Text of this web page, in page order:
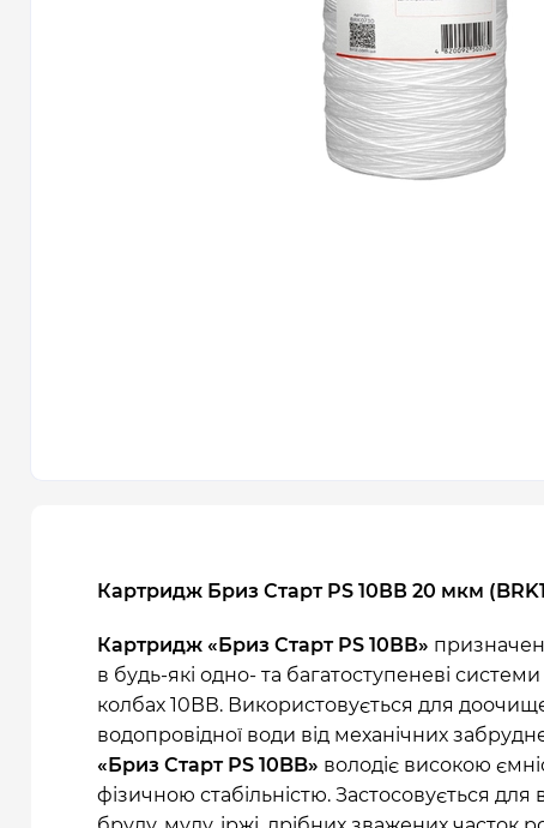
Картридж Бриз Старт PS 10ВВ 20 мкм
Картридж «Бриз Старт PS 10ВВ»
в будь-які одно- та багатоступеневі
колбах 10ВВ. Використовується для
водопровідної води від механічних
«Бриз Старт РS 10BB» володіє високою
фізичною стабільністю. Застосовується